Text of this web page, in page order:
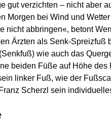
gut verzichten – nicht aber
Morgen bei Wind und
nicht abbringen«, betont
Ärzten als Senk-Spreizfuß
wie auch das
beiden Füße auf Höhe
linker Fuß, wie der
Scherzl sein